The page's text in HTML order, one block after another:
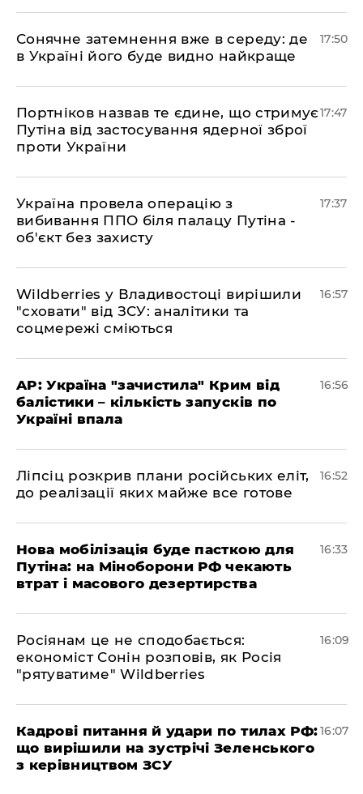
​Сонячне затемнення вже в середу: де
в Україні його буде видно найкраще
17:50
​Портніков назвав те єдине, що стримує
Путіна від застосування ядерної зброї
проти України
17:47
​Україна провела операцію з
вибивання ППО біля палацу Путіна -
об'єкт без захисту
17:37
​Wildberries у Владивостоці вирішили
"сховати" від ЗСУ: аналітики та
соцмережі сміються
16:57
​AP: Україна "зачистила" Крим від
балістики – кількість запусків по
Україні впала
16:56
​Ліпсіц розкрив плани російських еліт,
до реалізації яких майже все готове
16:52
Нова мобілізація буде пасткою для
Путіна: на Міноборони РФ чекають
втрат і масового дезертирства
16:33
Росіянам це не сподобається:
економіст Сонін розповів, як Росія
"рятуватиме" Wildberries
16:09
Кадрові питання й удари по тилах РФ:
що вирішили на зустрічі Зеленського
з керівництвом ЗСУ
16:07